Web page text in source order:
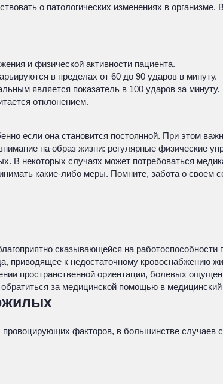
о патологических изменениях в
и физической активности пациента.
в пределах от 60 до 90 ударов в минуту.
является показатель в 100 ударов за минуту.
отклонением.
если она становится постоянной. При этом
на образ жизни: регулярные физические
В некоторых случаях может потребоваться
какие-либо меры. Помните, забота о своем
сказывающейся на
приводящее к недостаточному кровоснабжению
пространственной ориентации, болевых
за медицинской помощью в
факторов, в большинстве случаев